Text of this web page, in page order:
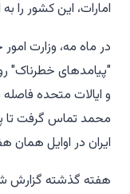
امارات، این کشور را
در ماه مه، وزارت
"پیامدهای خطرناک"
و ایالات متحده فاصله
محمد تماس گرفت تا
ایران در اوایل همان
هفته گذشته گزارش